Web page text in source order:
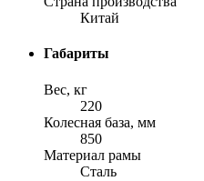
Китай
Габариты
Вес, кг
220
Колесная база, мм
850
Материал рамы
Сталь